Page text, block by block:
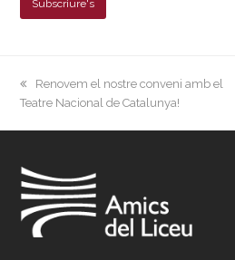
previous
post:
Renovem el nostre conveni amb el
Teatre Nacional de Catalunya!